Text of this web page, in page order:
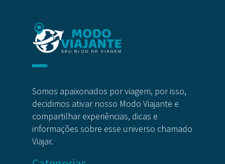
Somos apaixonados por viagem, por isso,
decidimos ativar nosso Modo Viajante e
compartilhar experiências, dicas e
informações sobre esse universo chamado
Viajar.